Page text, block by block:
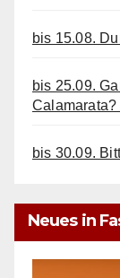
bis 15.08.
bis 25.09.
bis 30.09.
Neues in